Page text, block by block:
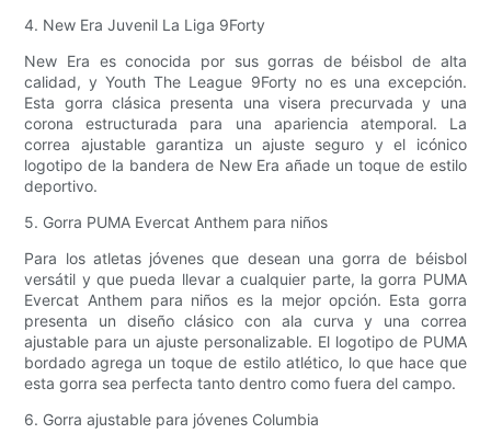
4. New Era Juvenil La Liga 9Forty
New Era es conocida por sus gorras de béisbol de alta
calidad, y Youth The League 9Forty no es una excepción.
Esta gorra clásica presenta una visera precurvada y una
corona estructurada para una apariencia atemporal. La
correa ajustable garantiza un ajuste seguro y el icónico
logotipo de la bandera de New Era añade un toque de estilo
deportivo.
5. Gorra PUMA Evercat Anthem para niños
Para los atletas jóvenes que desean una gorra de béisbol
versátil y que pueda llevar a cualquier parte, la gorra PUMA
Evercat Anthem para niños es la mejor opción. Esta gorra
presenta un diseño clásico con ala curva y una correa
ajustable para un ajuste personalizable. El logotipo de PUMA
bordado agrega un toque de estilo atlético, lo que hace que
esta gorra sea perfecta tanto dentro como fuera del campo.
6. Gorra ajustable para jóvenes Columbia